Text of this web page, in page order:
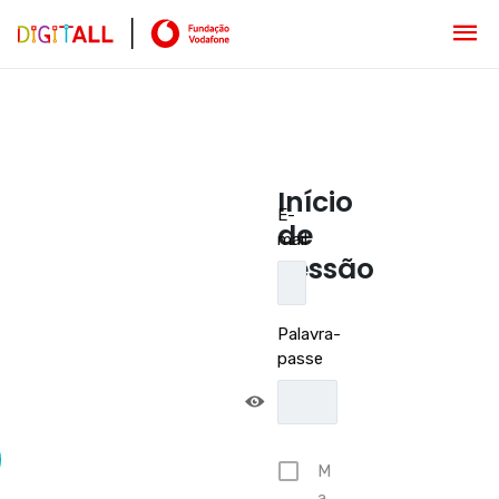
Início
de
sessão
E-
mail
Palavra-
passe
M